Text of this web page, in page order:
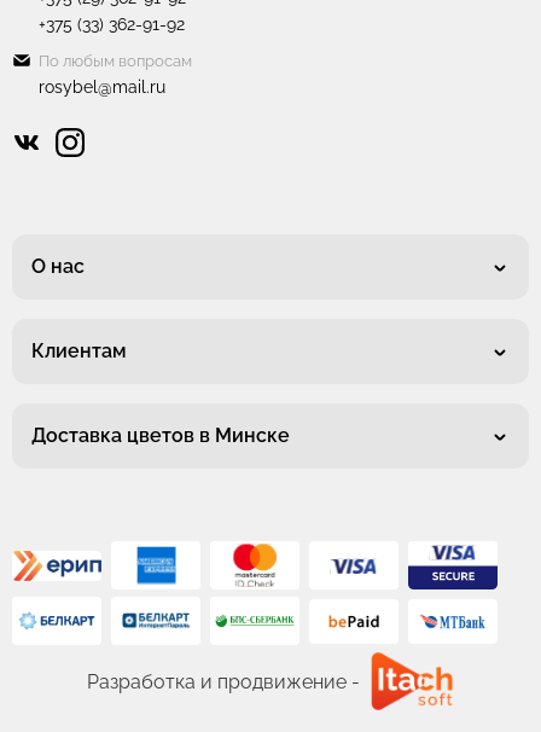
+375 (33) 362-91-92
По любым вопросам
rosybel@mail.ru
О нас
Клиентам
Доставка цветов в Минске
Разработка и продвижение -